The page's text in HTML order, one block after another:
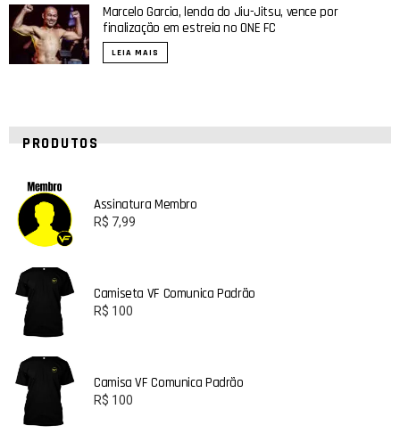
Marcelo Garcia, lenda do Jiu-Jitsu, vence por
finalização em estreia no ONE FC
LEIA MAIS
PRODUTOS
Assinatura Membro
R$ 7,99
Camiseta VF Comunica Padrão
R$ 100
Camisa VF Comunica Padrão
R$ 100